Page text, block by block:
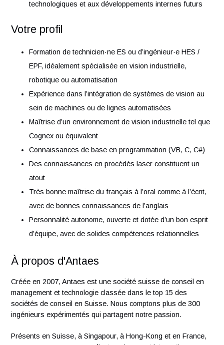
Rédiger la documentation technique et utilisateur, et
Contribuer à l’installation et à la mise en service des
Veiller au respect des délais, des budgets et des
exigences qualité des projets
Participer aux réflexions sur les évolutions
technologiques et aux développements internes
Votre profil
Formation de technicien·ne ES ou d’ingénieur·e HES /
EPF, idéalement spécialisée en vision industrielle,
Expérience dans l’intégration de systèmes de vision
sein de machines ou de lignes automatisées
Maîtrise d’un environnement de vision industrielle tel
Cognex ou équivalent
Des connaissances en procédés laser constituent un
atout
Très bonne maîtrise du français à l’oral comme à
avec de bonnes connaissances de l’anglais
d’équipe, avec de solides compétences relationnelles